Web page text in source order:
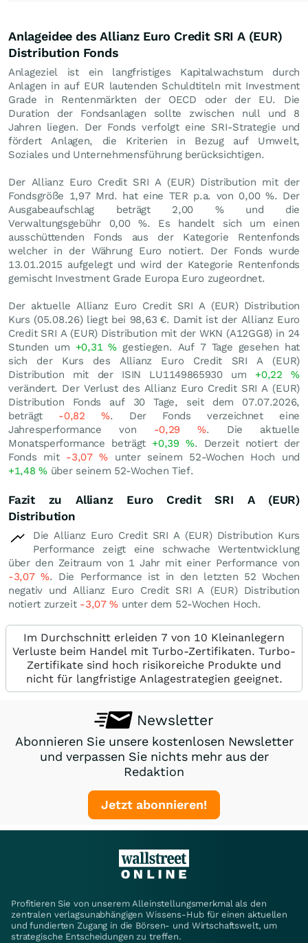
Anlageidee des Allianz Euro Credit SRI A (EUR)
Distribution Fonds
Anlageziel ist ein langfristiges Kapitalwachstum durch
Anlagen in auf EUR lautenden Schuldtiteln mit Investment
Grade in Rentenmärkten der OECD oder der EU. Die
Duration der Fondsanlagen sollte zwischen null und 8
Jahren liegen. Der Fonds verfolgt eine SRI-Strategie und
fördert Anlagen, die Kriterien in Bezug auf Umwelt,
Soziales und Unternehmensführung berücksichtigen.
Der Allianz Euro Credit SRI A (EUR) Distribution mit der
Fondsgröße 1,97 Mrd. hat eine TER p.a. von 0,00 %. Der
Ausgabeaufschlag beträgt 2,00 % und die
Verwaltungsgebühr 0,00 %. Es handelt sich um einen
ausschüttenden Fonds aus der Kategorie Rentenfonds
welcher in der Währung Euro notiert. Der Fonds wurde
13.01.2015 aufgelegt und wird der Kategorie Rentenfonds
gemischt Investment Grade Europa Euro zugeordnet.
Der aktuelle Allianz Euro Credit SRI A (EUR) Distribution
Kurs (05.08.26) liegt bei 98,63 €. Damit ist der Allianz Euro
Credit SRI A (EUR) Distribution mit der WKN (A12GG8) in 24
Stunden um +0,31% gestiegen. Auf 7 Tage gesehen hat
sich der Kurs des Allianz Euro Credit SRI A (EUR)
Distribution mit der ISIN LU1149865930 um +0,22%
verändert. Der Verlust des Allianz Euro Credit SRI A (EUR)
Distribution Fonds auf 30 Tage, seit dem 07.07.2026,
beträgt -0,82%. Der Fonds verzeichnet eine
Jahresperformance von -0,29%. Die aktuelle
Monatsperformance beträgt +0,39 %. Derzeit notiert der
Fonds mit -3,07% unter seinem 52-Wochen Hoch und
+1,48%über seinem 52-Wochen Tief.
Fazit zu Allianz Euro Credit SRI A (EUR)
Distribution
Die Allianz Euro Credit SRI A (EUR) Distribution Kurs
Performance zeigt eine schwache Wertentwicklung
über den Zeitraum von 1 Jahr mit einer Performance von
-3,07%. Die Performance ist in den letzten 52 Wochen
negativ und Allianz Euro Credit SRI A (EUR) Distribution
notiert zurzeit -3,07% unter dem 52-Wochen Hoch.
Im Durchschnitt erleiden 7 von 10 Kleinanlegern
Verluste beim Handel mit Turbo-Zertifikaten. Turbo-
Zertifikate sind hoch risikoreiche Produkte und
nicht für langfristige Anlagestrategien geeignet.
Newsletter
Abonnieren Sie unsere kostenlosen Newsletter
und verpassen Sie nichts mehr aus der
Redaktion
Jetzt abonnieren!
Profitieren Sie von unserem Alleinstellungsmerkmal als den
zentralen verlagsunabhängigen Wissens-Hub für einen aktuellen
und fundierten Zugang in die Börsen- und Wirtschaftswelt, um
strategische Entscheidungen zu treffen.